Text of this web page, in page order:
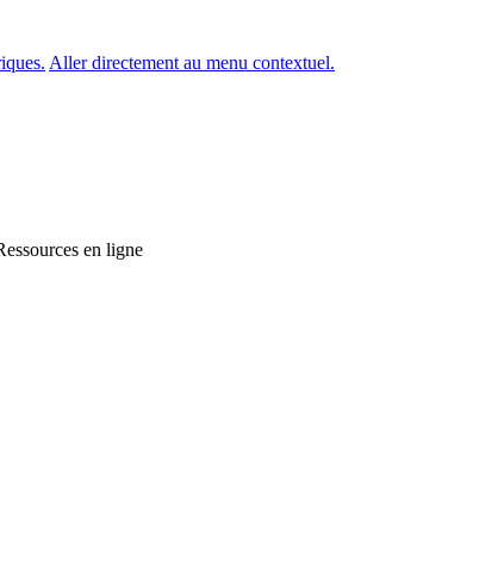
Aller directement au menu contextuel.
en ligne